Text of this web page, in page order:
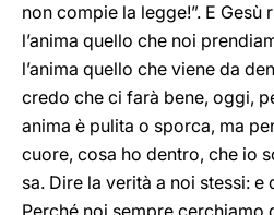
non compie la legge!”. E Gesù
l’anima quello che noi
l’anima quello che viene da
credo che ci farà bene, oggi,
anima è pulita o sporca, ma
cuore, cosa ho dentro, che io
sa. Dire la verità a noi stessi: e
Perché noi sempre cerchiamo